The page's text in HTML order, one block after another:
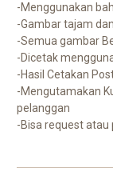
-Menggunakan
-Gambar tajam
-Semua gambar
-Dicetak
-Hasil Cetakan
-Mengutamakan
pelanggan
-Bisa request atau